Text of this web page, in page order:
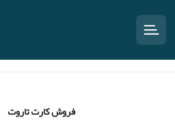
فروش کارت تاروت